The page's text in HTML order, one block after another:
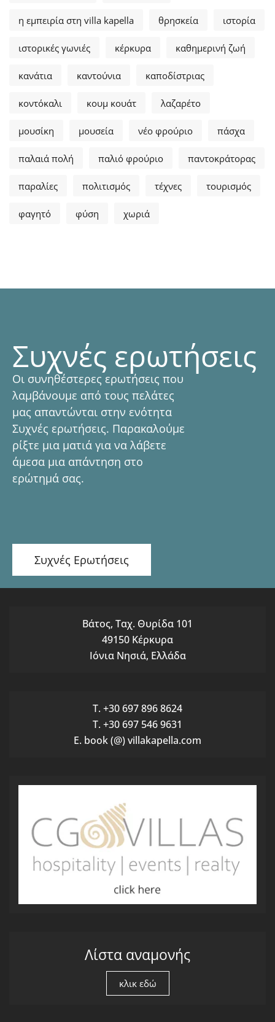
η εμπειρία στη villa kapella θρησκεία ιστορία
ιστορικές γωνιές κέρκυρα καθημερινή ζωή
κανάτια καντούνια καποδίστριας
κοντόκαλι κουμ κουάτ λαζαρέτο
μουσίκη μουσεία νέο φρούριο πάσχα
παλαιά πολή παλιό φρούριο παντοκράτορας
παραλίες πολιτισμός τέχνες τουρισμός
φαγητό φύση χωριά
Συχνές ερωτήσεις
Οι συνηθέστερες ερωτήσεις που
λαμβάνουμε από τους πελάτες
μας απαντώνται στην ενότητα
Συχνές ερωτήσεις. Παρακαλούμε
ρίξτε μια ματιά για να λάβετε
άμεσα μια απάντηση στο
ερώτημά σας.
Συχνές Ερωτήσεις
Βάτος, Ταχ. Θυρίδα 101
49150 Κέρκυρα
Ιόνια Νησιά, Ελλάδα
T. +30 697 896 8624
T. +30 697 546 9631
E. book (@) villakapella.com
Λίστα αναμονής
κλικ εδώ